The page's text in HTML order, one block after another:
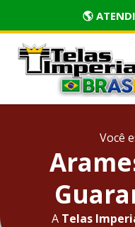
🏅
Você
A Telas